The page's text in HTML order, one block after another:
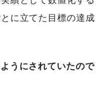
に立てた目標の達成
うにされていたので